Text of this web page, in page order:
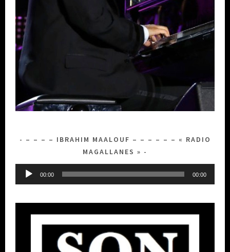
– – – – IBRAHIM MAALOUF – – – – – – « RADIO
MAGALLANES »
Lecteur
00:00 00:00